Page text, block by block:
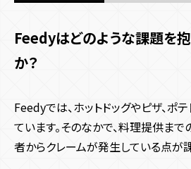
Feedyはどのような課題を
か？
Feedyでは、ホットドッグやピザ、ポ
ています。そのなかで、料理提供ま
者からクレームが発生している点が